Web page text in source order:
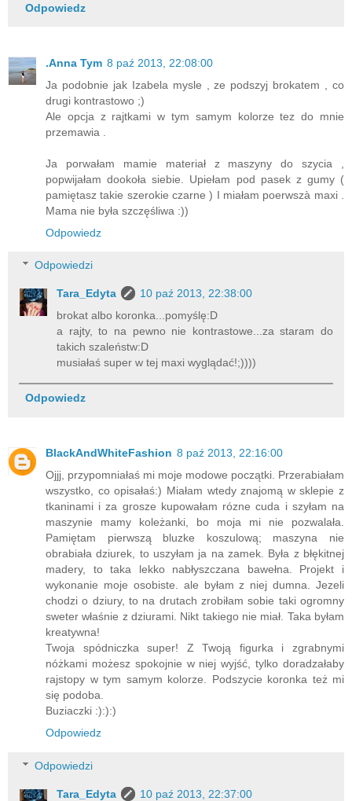
Odpowiedz
.Anna Tym 8 paź 2013, 22:08:00
Ja podobnie jak Izabela mysle , ze podszyj brokatem , co
drugi kontrastowo ;)
Ale opcja z rajtkami w tym samym kolorze tez do mnie
przemawia .
Ja porwałam mamie materiał z maszyny do szycia ,
popwijałam dookoła siebie. Upiełam pod pasek z gumy (
pamiętasz takie szerokie czarne ) I miałam poerwszà maxi .
Mama nie była szczęśliwa :))
Odpowiedz
Odpowiedzi
Tara_Edyta
10 paź 2013, 22:38:00
brokat albo koronka...pomyślę:D
a rajty, to na pewno nie kontrastowe...za staram do
takich szaleństw:D
musiałaś super w tej maxi wyglądać!;))))
Odpowiedz
BlackAndWhiteFashion 8 paź 2013, 22:16:00
Ojjj, przypomniałaś mi moje modowe początki. Przerabiałam
wszystko, co opisałaś:) Miałam wtedy znajomą w sklepie z
tkaninami i za grosze kupowałam rózne cuda i szyłam na
maszynie mamy koleżanki, bo moja mi nie pozwalała.
Pamiętam pierwszą bluzke koszulową; maszyna nie
obrabiała dziurek, to uszyłam ja na zamek. Była z błękitnej
madery, to taka lekko nabłyszczana bawełna. Projekt i
wykonanie moje osobiste. ale byłam z niej dumna. Jezeli
chodzi o dziury, to na drutach zrobiłam sobie taki ogromny
sweter właśnie z dziurami. Nikt takiego nie miał. Taka byłam
kreatywna!
Twoja spódniczka super! Z Twoją figurka i zgrabnymi
nóżkami możesz spokojnie w niej wyjść, tylko doradzałaby
rajstopy w tym samym kolorze. Podszycie koronka też mi
się podoba.
Buziaczki :):):)
Odpowiedz
Odpowiedzi
Tara_Edyta
10 paź 2013, 22:37:00